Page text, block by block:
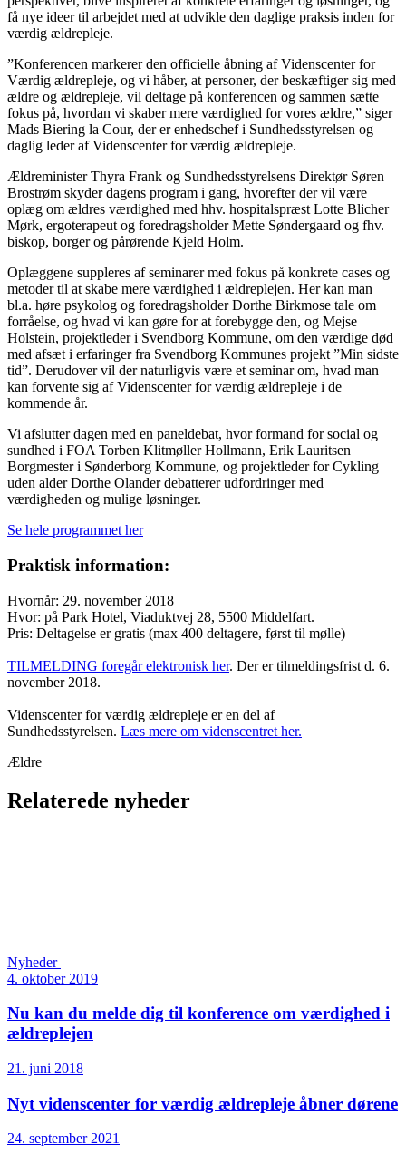
få nye ideer til arbejdet med at udvikle den daglige praksis inden for
værdig ældrepleje.
”Konferencen markerer den officielle åbning af Videnscenter for
Værdig ældrepleje, og vi håber, at personer, der beskæftiger sig med
ældre og ældrepleje, vil deltage på konferencen og sammen sætte
fokus på, hvordan vi skaber mere værdighed for vores ældre,” siger
Mads Biering la Cour, der er enhedschef i Sundhedsstyrelsen og
daglig leder af Videnscenter for værdig ældrepleje.
Ældreminister Thyra Frank og Sundhedsstyrelsens Direktør Søren
Brostrøm skyder dagens program i gang, hvorefter der vil være
oplæg om ældres værdighed med hhv. hospitalspræst Lotte Blicher
Mørk, ergoterapeut og foredragsholder Mette Søndergaard og fhv.
biskop, borger og pårørende Kjeld Holm.
Oplæggene suppleres af seminarer med fokus på konkrete cases og
metoder til at skabe mere værdighed i ældreplejen. Her kan man
bl.a. høre psykolog og foredragsholder Dorthe Birkmose tale om
forråelse, og hvad vi kan gøre for at forebygge den, og Mejse
Holstein, projektleder i Svendborg Kommune, om den værdige død
med afsæt i erfaringer fra Svendborg Kommunes projekt ”Min sidste
tid”. Derudover vil der naturligvis være et seminar om, hvad man
kan forvente sig af Videnscenter for værdig ældrepleje i de
kommende år.
Vi afslutter dagen med en paneldebat, hvor formand for social og
sundhed i FOA Torben Klitmøller Hollmann, Erik Lauritsen
Borgmester i Sønderborg Kommune, og projektleder for Cykling
uden alder Dorthe Olander debatterer udfordringer med
værdigheden og mulige løsninger.
Se hele programmet her
Praktisk information:
Hvornår: 29. november 2018
Hvor: på Park Hotel, Viaduktvej 28, 5500 Middelfart.
Pris: Deltagelse er gratis (max 400 deltagere, først til mølle)
TILMELDING foregår elektronisk her. Der er tilmeldingsfrist d. 6.
november 2018.
Videnscenter for værdig ældrepleje er en del af
Sundhedsstyrelsen. Læs mere om videnscentret her.
Ældre
Relaterede nyheder
Nyheder
4. oktober 2019
Nu kan du melde dig til konference om værdighed i
ældreplejen
21. juni 2018
Nyt videnscenter for værdig ældrepleje åbner dørene
24. september 2021